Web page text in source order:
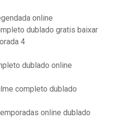
online
dublado gratis baixar
4
dublado online
completo dublado
online dublado